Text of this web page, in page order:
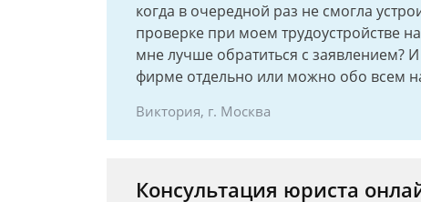
когда в очередной раз не смогла
проверке при моем трудоустройстве
мне лучше обратиться с заявлением?
фирме отдельно или можно обо всем
Виктория, г. Москва
Консультация юриста